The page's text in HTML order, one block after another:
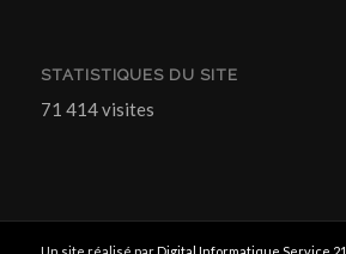
STATISTIQUES DU SITE
71 414 visites